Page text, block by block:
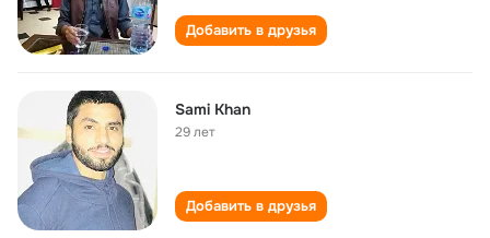
Добавить в друзья
Sami Khan
29 лет
Добавить в друзья